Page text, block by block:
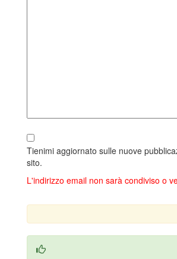
Tienimi aggiornato sulle nuove
sito.
L'indirizzo email non sarà condiviso o